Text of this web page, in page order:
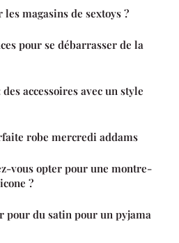
magasins de sextoys ?
pour se débarrasser de la
accessoires avec un style
robe mercredi addams
vous opter pour une montre-
?
pour du satin pour un pyjama